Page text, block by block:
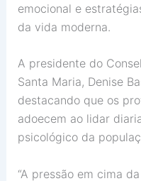
emocional e
da vida moderna.
A presidente do
Santa Maria, Denise
destacando que os
adoecem ao lidar
psicológico da
“A pressão em cima